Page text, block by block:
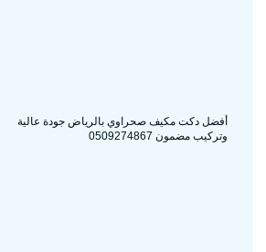
أفضل دكت مكيف صحراوي بالرياض جودة عالية
وتركيب مضمون 0509274867